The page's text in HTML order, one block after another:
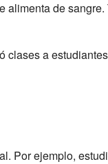
de
clases a
Por ejemplo,